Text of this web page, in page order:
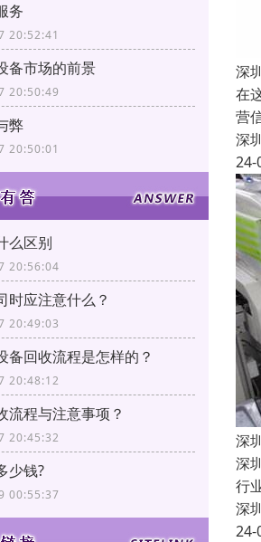
务
20:52:41
备市场的前景
20:50:49
弊
20:50:01
么区别
20:56:04
时应注意什么？
20:49:03
备回收流程是怎样的？
20:48:12
流程与注意事项？
20:45:32
少钱?
00:55:37
深
在
营
深
24-
深
深
行
深
24-